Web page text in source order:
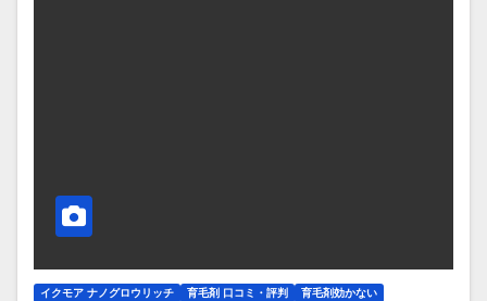
イクモア ナノグロウリッチ 育毛剤 口コミ・評判 育毛剤効かない